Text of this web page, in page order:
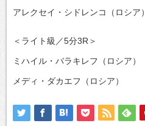
アレクセイ・シドレンコ（ロシア）
＜ライト級／5分3R＞
ミハイル・バラキレフ（ロシア）
メディ・ダカエフ（ロシア）